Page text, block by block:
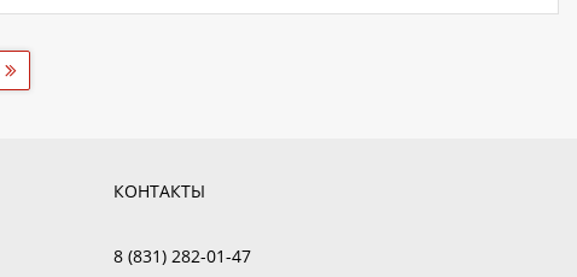
КОНТАКТЫ
8 (831) 282-01-47